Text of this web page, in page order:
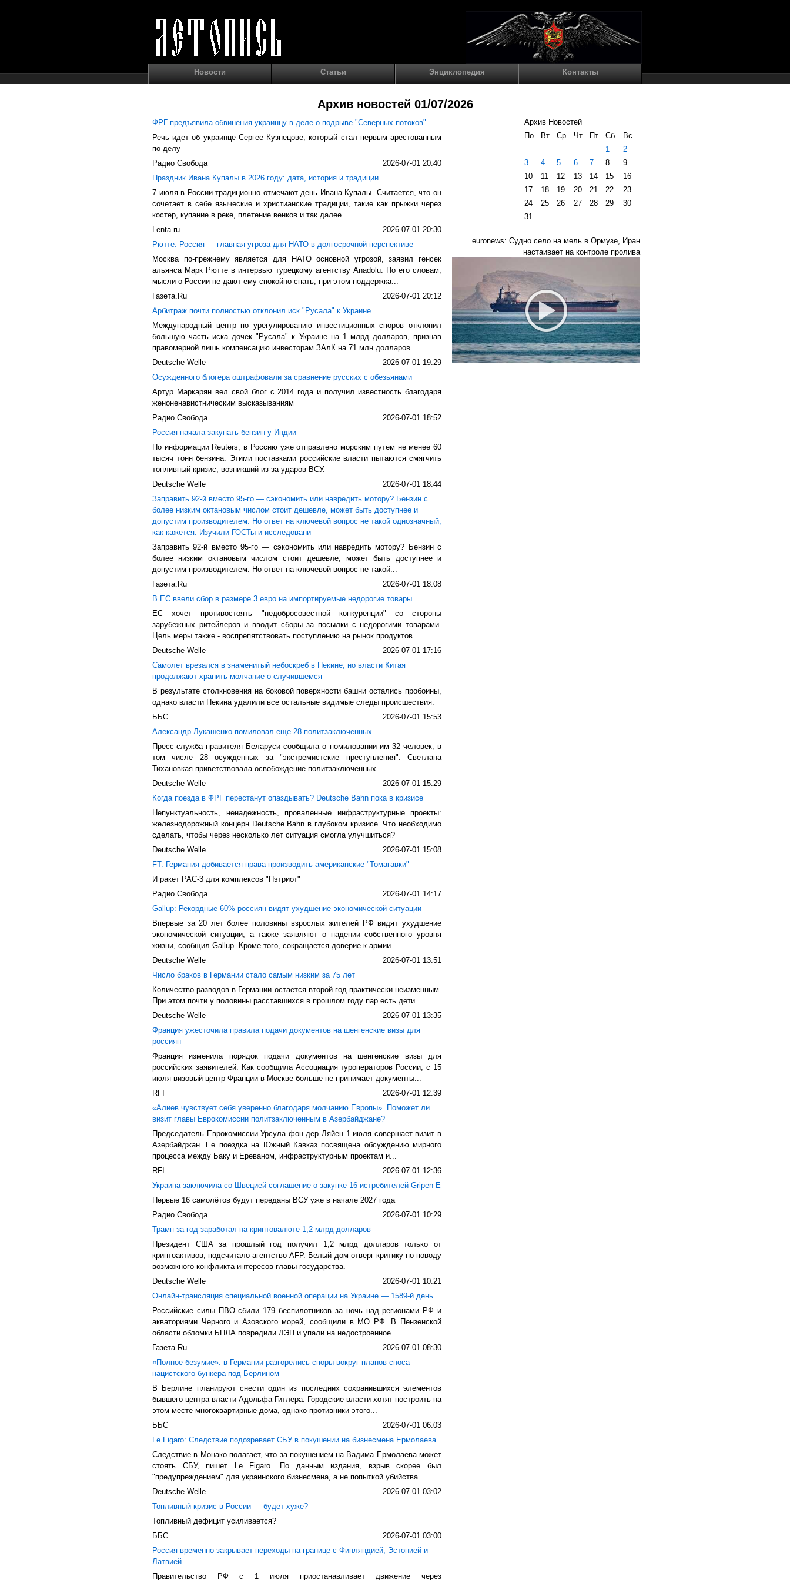
Новости Статьи Энциклопедия Контакты
Архив новостей 01/07/2026
ФРГ предъявила обвинения украинцу в деле о подрыве "Северных потоков"
Речь идет об украинце Сергее Кузнецове, который стал первым арестованным
по делу
Радио Свобода
2026-07-01 20:40
Праздник Ивана Купалы в 2026 году: дата, история и традиции
7 июля в России традиционно отмечают день Ивана Купалы. Считается, что он
сочетает в себе языческие и христианские традиции, такие как прыжки через
костер, купание в реке, плетение венков и так далее....
Lenta.ru
2026-07-01 20:30
Рютте: Россия — главная угроза для НАТО в долгосрочной перспективе
Москва по-прежнему является для НАТО основной угрозой, заявил генсек
альянса Марк Рютте в интервью турецкому агентству Anadolu. По его словам,
мысли о России не дают ему спокойно спать, при этом поддержка...
Газета.Ru
2026-07-01 20:12
Арбитраж почти полностью отклонил иск "Русала" к Украине
Международный центр по урегулированию инвестиционных споров отклонил
большую часть иска дочек "Русала" к Украине на 1 млрд долларов, признав
правомерной лишь компенсацию инвесторам ЗАлК на 71 млн долларов.
Deutsche Welle
2026-07-01 19:29
Осужденного блогера оштрафовали за сравнение русских с обезьянами
Артур Маркарян вел свой блог с 2014 года и получил известность благодаря
женоненавистническим высказываниям
Радио Свобода
2026-07-01 18:52
Россия начала закупать бензин у Индии
По информации Reuters, в Россию уже отправлено морским путем не менее 60
тысяч тонн бензина. Этими поставками российские власти пытаются смягчить
топливный кризис, возникший из-за ударов ВСУ.
Deutsche Welle
2026-07-01 18:44
Заправить 92-й вместо 95-го — сэкономить или навредить мотору? Бензин с
более низким октановым числом стоит дешевле, может быть доступнее и
допустим производителем. Но ответ на ключевой вопрос не такой однозначный,
как кажется. Изучили ГОСТы и исследовани
Заправить 92-й вместо 95-го — сэкономить или навредить мотору? Бензин с
более низким октановым числом стоит дешевле, может быть доступнее и
допустим производителем. Но ответ на ключевой вопрос не такой...
Газета.Ru
2026-07-01 18:08
В ЕС ввели сбор в размере 3 евро на импортируемые недорогие товары
ЕС хочет противостоять "недобросовестной конкуренции" со стороны
зарубежных ритейлеров и вводит сборы за посылки с недорогими товарами.
Цель меры также - воспрепятствовать поступлению на рынок продуктов...
Deutsche Welle
2026-07-01 17:16
Самолет врезался в знаменитый небоскреб в Пекине, но власти Китая
продолжают хранить молчание о случившемся
В результате столкновения на боковой поверхности башни остались пробоины,
однако власти Пекина удалили все остальные видимые следы происшествия.
ББС
2026-07-01 15:53
Александр Лукашенко помиловал еще 28 политзаключенных
Пресс-служба правителя Беларуси сообщила о помиловании им 32 человек, в
том числе 28 осужденных за "экстремистские преступления". Светлана
Тихановкая приветствовала освобождение политзаключенных.
Deutsche Welle
2026-07-01 15:29
Когда поезда в ФРГ перестанут опаздывать? Deutsche Bahn пока в кризисе
Непунктуальность, ненадежность, проваленные инфраструктурные проекты:
железнодорожный концерн Deutsche Bahn в глубоком кризисе. Что необходимо
сделать, чтобы через несколько лет ситуация смогла улучшиться?
Deutsche Welle
2026-07-01 15:08
FT: Германия добивается права производить американские "Томагавки"
И ракет PAC-3 для комплексов "Пэтриот"
Радио Свобода
2026-07-01 14:17
Gallup: Рекордные 60% россиян видят ухудшение экономической ситуации
Впервые за 20 лет более половины взрослых жителей РФ видят ухудшение
экономической ситуации, а также заявляют о падении собственного уровня
жизни, сообщил Gallup. Кроме того, сокращается доверие к армии...
Deutsche Welle
2026-07-01 13:51
Число браков в Германии стало самым низким за 75 лет
Количество разводов в Германии остается второй год практически неизменным.
При этом почти у половины расставшихся в прошлом году пар есть дети.
Deutsche Welle
2026-07-01 13:35
Франция ужесточила правила подачи документов на шенгенские визы для
россиян
Франция изменила порядок подачи документов на шенгенские визы для
российских заявителей. Как сообщила Ассоциация туроператоров России, с 15
июля визовый центр Франции в Москве больше не принимает документы...
RFI
2026-07-01 12:39
«Алиев чувствует себя уверенно благодаря молчанию Европы». Поможет ли
визит главы Еврокомиссии политзаключенным в Азербайджане?
Председатель Еврокомиссии Урсула фон дер Ляйен 1 июля совершает визит в
Азербайджан. Ее поездка на Южный Кавказ посвящена обсуждению мирного
процесса между Баку и Ереваном, инфраструктурным проектам и...
RFI
2026-07-01 12:36
Украина заключила со Швецией соглашение о закупке 16 истребителей Gripen E
Первые 16 самолётов будут переданы ВСУ уже в начале 2027 года
Радио Свобода
2026-07-01 10:29
Трамп за год заработал на криптовалюте 1,2 млрд долларов
Президент США за прошлый год получил 1,2 млрд долларов только от
криптоактивов, подсчитало агентство AFP. Белый дом отверг критику по поводу
возможного конфликта интересов главы государства.
Deutsche Welle
2026-07-01 10:21
Онлайн-трансляция специальной военной операции на Украине — 1589-й день
Российские силы ПВО сбили 179 беспилотников за ночь над регионами РФ и
акваториями Черного и Азовского морей, сообщили в МО РФ. В Пензенской
области обломки БПЛА повредили ЛЭП и упали на недостроенное...
Газета.Ru
2026-07-01 08:30
«Полное безумие»: в Германии разгорелись споры вокруг планов сноса
нацистского бункера под Берлином
В Берлине планируют снести один из последних сохранившихся элементов
бывшего центра власти Адольфа Гитлера. Городские власти хотят построить на
этом месте многоквартирные дома, однако противники этого...
ББС
2026-07-01 06:03
Le Figaro: Следствие подозревает СБУ в покушении на бизнесмена Ермолаева
Следствие в Монако полагает, что за покушением на Вадима Ермолаева может
стоять СБУ, пишет Le Figaro. По данным издания, взрыв скорее был
"предупреждением" для украинского бизнесмена, а не попыткой убийства.
Deutsche Welle
2026-07-01 03:02
Топливный кризис в России — будет хуже?
Топливный дефицит усиливается?
ББС
2026-07-01 03:00
Россия временно закрывает переходы на границе с Финляндией, Эстонией и
Латвией
Правительство РФ с 1 июля приостанавливает движение через
Архив Новостей
По
Вт Ср Чт Пт Сб
Вс
1
2
3
4 5 6 7 8
9
10
11 12 13 14 15
16
17
18 19 20 21 22
23
24
25 26 27 28 29
30
31
euronews: Судно село на мель в Ормузе, Иран
настаивает на контроле пролива